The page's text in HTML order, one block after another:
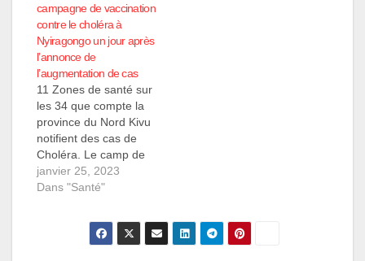
campagne de vaccination
contre le choléra à
Nyiragongo un jour après
l’annonce de
l’augmentation de cas
11 Zones de santé sur
les 34 que compte la
province du Nord Kivu
notifient des cas de
Choléra. Le camp de
kanyarutshinya dans la
zone de santé de
centres d'hébergement
des déplacés de
janvier 25, 2023
Dans "Santé"